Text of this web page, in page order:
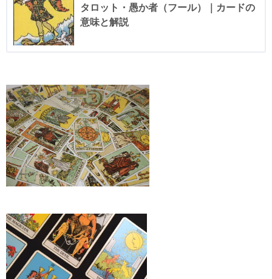
タロット・愚か者（フール）｜カードの
意味と解説